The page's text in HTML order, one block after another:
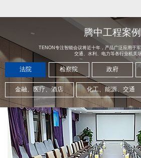
腾中工程案例
TENON专注智能会议将近十年，产品广泛应用于
交通、水利、电力等各行业机关场
法院 检察院 政府
金融、医疗、酒店 化工、能源、交通